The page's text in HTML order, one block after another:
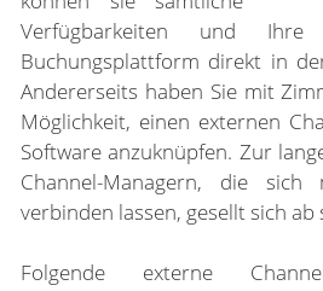
Verfügbarkeiten und
Buchungsplattform direkt in
Andererseits haben Sie mit
Möglichkeit, einen externen
Software anzuknüpfen. Zur
Channel-Managern, die sich
verbinden lassen, gesellt sich
Folgende externe